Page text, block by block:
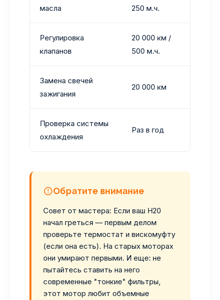
масла
250 м.ч.
Регулировка
клапанов
20 000 км /
500 м.ч.
Замена свечей
зажигания
20 000 км
Проверка системы
охлаждения
Раз в год
Обратите внимание
Совет от мастера: Если ваш H20
начал греться — первым делом
проверьте термостат и вискомуфту
(если она есть). На старых моторах
они умирают первыми. И еще: не
пытайтесь ставить на него
современные "тонкие" фильтры,
этот мотор любит объемные